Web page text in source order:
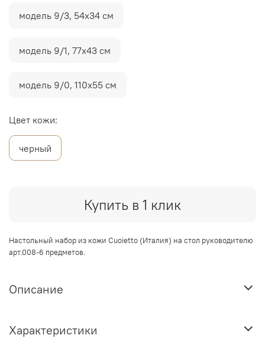
Купить в 1 клик
модель 9/3, 54х34 см
модель 9/1, 77х43 см
модель 9/0, 110х55 см
Цвет кожи:
черный
Настольный набор из кожи Cuoietto (Италия) на стол руководителю
арт.008-6 предметов.
Описание
Характеристики